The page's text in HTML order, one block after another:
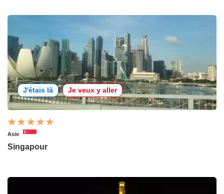
J'étais là Je veux y aller
Asie
Singapour